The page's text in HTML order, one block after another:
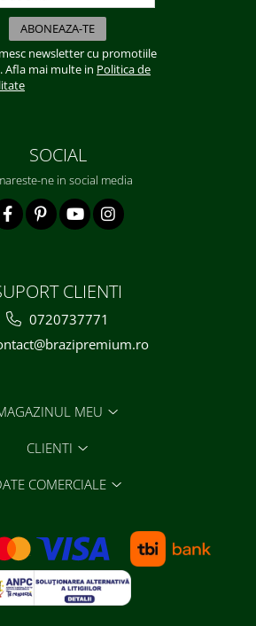
newsletter cu promotiile
Afla mai multe in Politica de
SOCIAL
ne in social media
CLIENTI
0720737771
MEU
CLIENTI
COMERCIALE